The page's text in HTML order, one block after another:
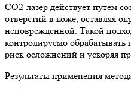
СО2-лазер действует путем
отверстий в коже, оставляя
неповрежденной. Такой
контролируемо
риск осложнений и ускоряя
Результаты применения